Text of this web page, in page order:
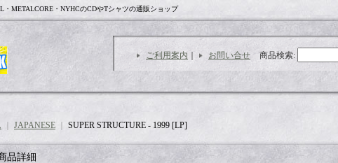
・METALCORE・NYHCのCDやTシャツの通販ショップ
ご利用案内 お問い合せ 商品検索:
JAPANESE SUPER STRUCTURE - 1999 [LP]
品詳細